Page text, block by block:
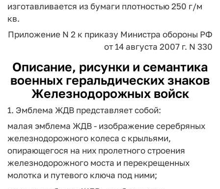
изготавливается из бумаги плотностью 250 г/м
кв.
Приложение N 2 к приказу Министра обороны РФ
от 14 августа 2007 г. N 330
Описание, рисунки и семантика
военных геральдических знаков
Железнодорожных войск
1. Эмблема ЖДВ представляет собой:
малая эмблема ЖДВ - изображение серебряных
железнодорожного колеса с крыльями,
опирающегося на них пролетного строения
железнодорожного моста и перекрещенных
молотка и путевого ключа под ними;